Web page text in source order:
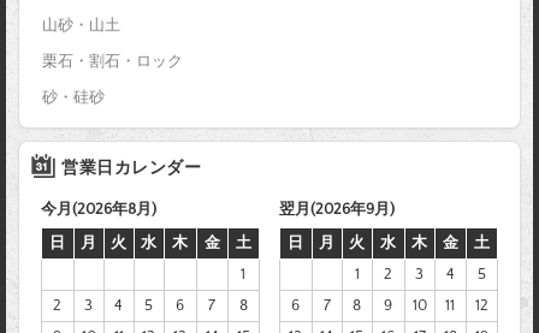
山砂・山土
栗石・割石・ロック
砂・硅砂
営業日カレンダー
今月(2026年8月)
日
月 火 水 木 金
土
1
2
3 4 5 6 7
8
翌月(2026年9月)
日
月 火 水 木 金
土
1
2 3 4
5
6
7 8 9 10 11
12